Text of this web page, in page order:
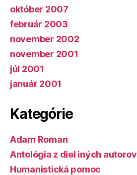
október 2007
február 2003
november 2002
november 2001
júl 2001
január 2001
Kategórie
Adam Roman
Antológia z diel iných autorov
Humanistická pomoc